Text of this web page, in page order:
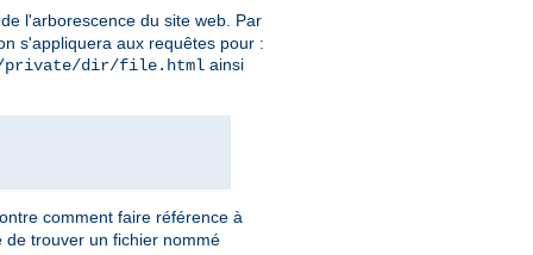
l'arborescence du site web. Par
s'appliquera aux requêtes pour :
private/dir/file.html ainsi
comment faire référence à
de trouver un fichier nommé